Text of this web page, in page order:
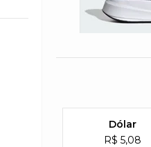
Dólar
R$ 5,08